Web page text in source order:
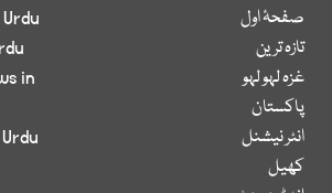
صفحۂ اول
تازہ ترین
غزہ لہو لہو
پاکستان
انٹر نیشنل
کھیل
in